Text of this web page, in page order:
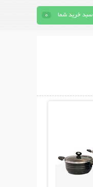
سبد خرید شما 0